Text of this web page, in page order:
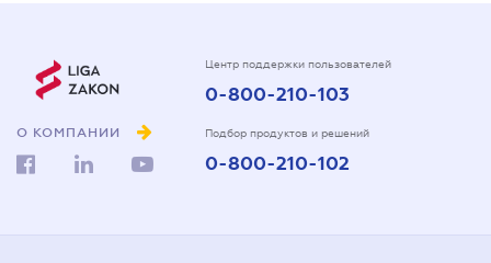
О КОМПАНИИ
Центр поддержки пользователей
0-800-210-103
Подбор продуктов и решений
0-800-210-102